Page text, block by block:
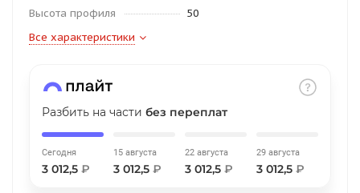
Высота профиля
50
Все характеристики
Разбить на части без переплат
Сегодня
3 012,5 ₽
15 августа
3 012,5 ₽
22 августа
3 012,5 ₽
29 августа
3 012,5 ₽